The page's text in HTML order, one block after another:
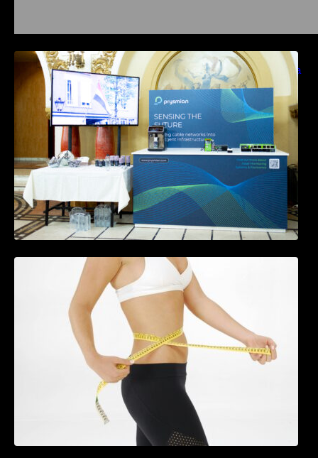
Prysmian aduce la COMM26 tehnologii de
sensing si Digital Energy pentru monitorizarea
in timp real a infrastrucrutilor critice
Tratamentul Wegovy® generează o scădere
în greutate de până la 22,6% la femei în
perioada menopauzei și reduce la jumătate
riscul de migrene